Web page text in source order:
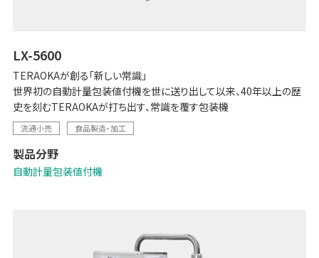
LX-5600
TERAOKAが創る「新しい常識」
世界初の自動計量包装値付機を世に送り出して以来、40年以上の歴
史を刻むTERAOKAが打ち出す、常識を覆す包装機
流通小売 食品製造・加工
製品分野
自動計量包装値付機